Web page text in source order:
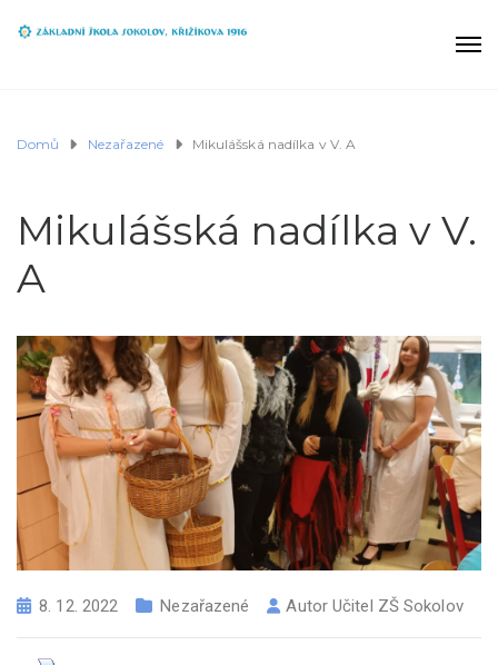
Domů Nezařazené Mikulášská nadílka v V. A
Mikulášská nadílka v V.
A
8. 12. 2022 Nezařazené AutorUčitel ZŠ Sokolov